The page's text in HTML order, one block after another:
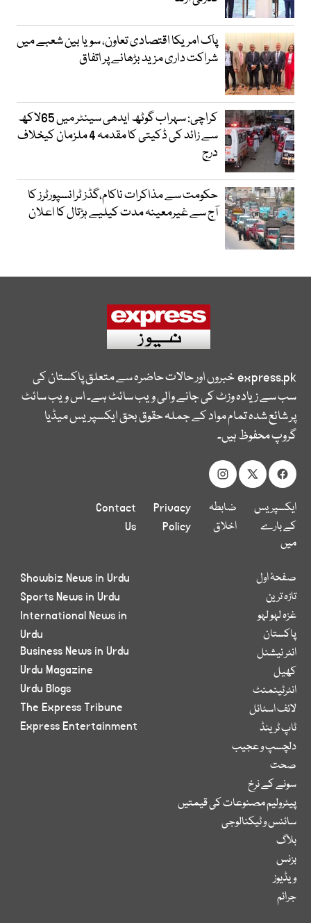
پاک امریکا اقتصادی تعاون، سویا بین شعبے میں
شراکت داری مزید بڑھانے پر اتفاق
کراچی: سہراب گوٹھ ایدھی سینٹر میں 65لاکھ
سے زائد کی ڈکیتی کا مقدمہ 4 ملزمان کیخلاف
درج
حکومت سے مذاکرات ناکام،گڈز ٹرانسپورٹرز کا
آج سے غیرمعینہ مدت کیلیے ہڑتال کا اعلان
express.pkخبروں اور حالات حاضرہ سے متعلق پاکستان کی
سب سے زیادہ وزٹ کی جانے والی ویب سائٹ ہے۔ اس ویب سائٹ
پر شائع شدہ تمام مواد کے جملہ حقوق بحق ایکسپریس میڈیا
گروپ محفوظ ہیں۔
ایکسپریس
کے بارے
میں
ضابطہ
اخلاق
Privacy
Policy
Contact
Us
صفحۂ اول
تازہ ترین
غزہ لہو لہو
پاکستان
انٹر نیشنل
کھیل
انٹرٹینمنٹ
لائف اسٹائل
ٹاپ ٹرینڈ
دلچسپ و عجیب
صحت
سونے کے نرخ
پیٹرولیم مصنوعات کی قیمتیں
سائنس و ٹیکنالوجی
بلاگ
بزنس
ویڈیوز
جرائم
Showbiz News in Urdu
Sports News in Urdu
International News in
Urdu
Business News in Urdu
Urdu Magazine
Urdu Blogs
The Express Tribune
Express Entertainment